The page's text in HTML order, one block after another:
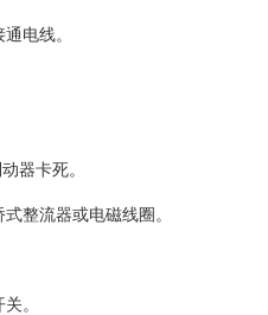
电线。
器卡死。
整流器或电磁线圈。
。